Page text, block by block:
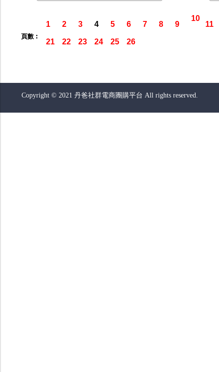
頁數︰
1 2 3 4 5 6 7 8 9
10
11
21 22 23 24 25 26
Copyright © 2021 丹爸社群電商團購平台 All rights reserved.